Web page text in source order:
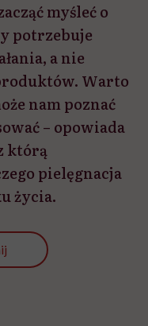
myśleć o
potrzebuje
a nie
Warto
nam poznać
– opowiada
którą
pielęgnacja
życia.